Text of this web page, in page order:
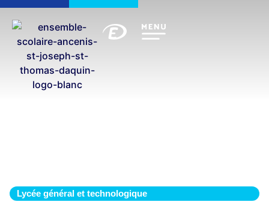
Lycée général et technologique